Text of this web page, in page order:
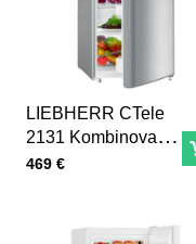
LIEBHERR CTele
2131 Kombinovaná
chladnička s
Cena s DPH
469 €